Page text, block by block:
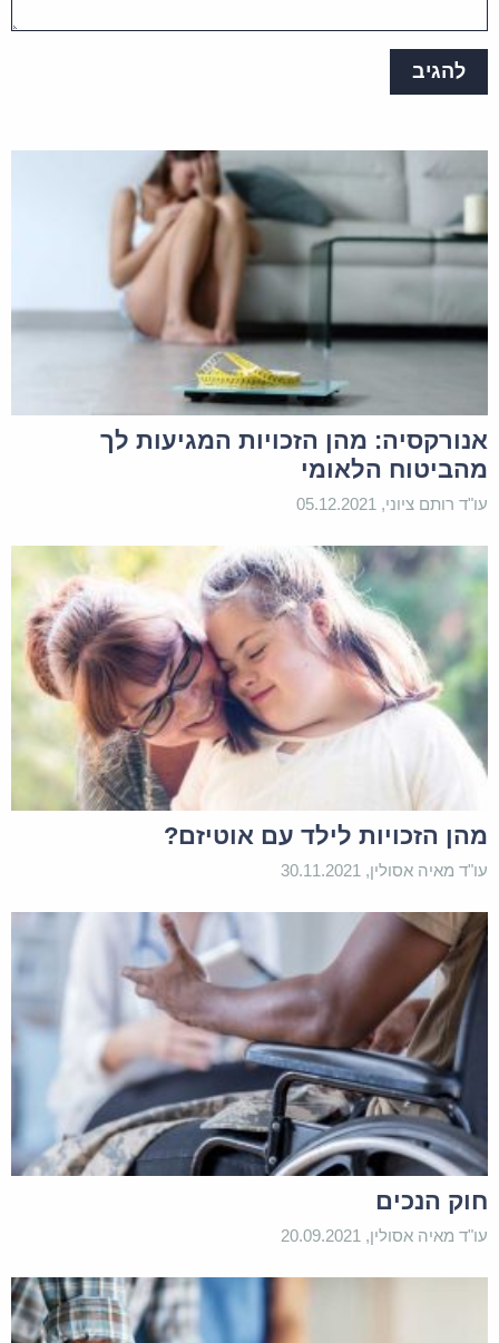
ולא משפטית.
לכן, מומלץ להיוועץ בגורמי מקצוע אחרים.
בהצלחה!
אנורקסיה: מהן הזכויות המגיעות לך
מהביטוח הלאומי
עו"ד רותם ציוני, 05.12.2021
מהן הזכויות לילד עם אוטיזם?
עו"ד מאיה אסולין, 30.11.2021
חוק הנכים
עו"ד מאיה אסולין, 20.09.2021